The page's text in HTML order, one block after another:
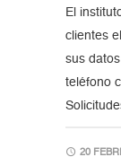
El
clientes
sus
teléfono
20